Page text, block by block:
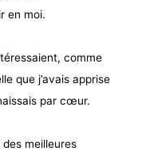
en moi.
comme
que j’avais apprise
par cœur.
des meilleures